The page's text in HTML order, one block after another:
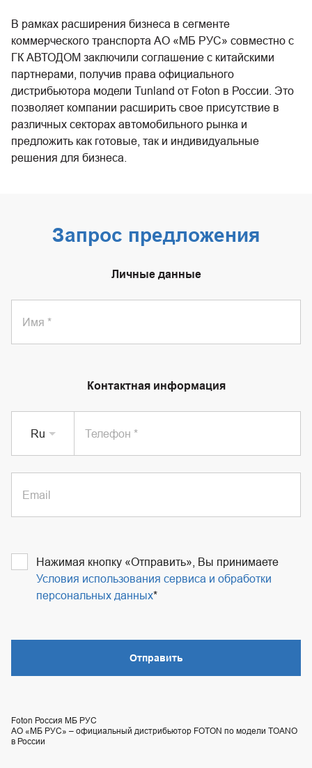
В рамках расширения бизнеса в сегменте
коммерческого транспорта АО «МБ РУС» совместно с
ГК АВТОДОМ заключили соглашение с китайскими
партнерами, получив права официального
дистрибьютора модели Tunland от Foton в России. Это
позволяет компании расширить свое присутствие в
различных секторах автомобильного рынка и
предложить как готовые, так и индивидуальные
решения для бизнеса.
Запрос предложения
Личные данные
Имя
Контактная информация
Ru Телефон
Email
Нажимая кнопку «Отправить», Вы принимаете
Условия использования сервиса и обработки
персональных данных
Отправить
Foton Россия МБ РУС
АО «МБ РУС» – официальный дистрибьютор FOTON по модели TOANO
в России